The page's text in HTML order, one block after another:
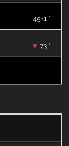
45+1 '
73 '